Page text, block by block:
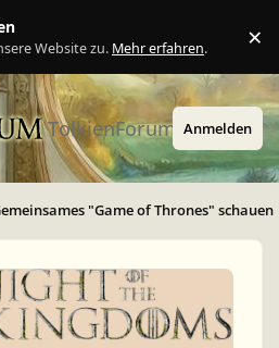
Website zu. Mehr erfahren. ×
TolkienForum Anmelden
"Game of Thrones" schauen